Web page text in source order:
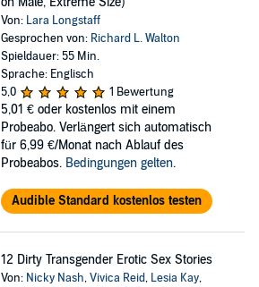
Von: Lara Longstaff
Gesprochen von: Richard L. Walton
Spieldauer: 55 Min.
Sprache: Englisch
5,0
1 Bewertung
5,01 € oder kostenlos mit einem
Probeabo. Verlängert sich automatisch
für 6,99 €/Monat nach Ablauf des
Probeabos. Bedingungen gelten.
Audible Standard kostenlos testen
12 Dirty Transgender Erotic Sex Stories
Von: Nicky Nash,Vivica Reid, Lesia Kay,